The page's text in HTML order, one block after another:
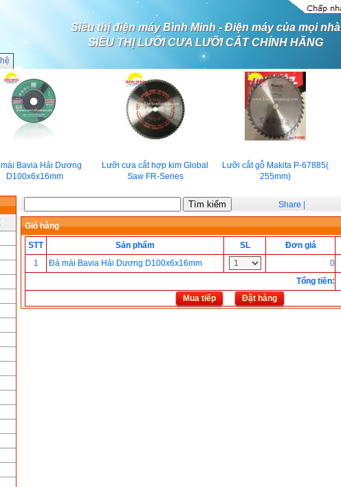
Siêu thị điện máy Bình Minh - Điện máy của mọi nhà
SIÊU THỊ LƯỠI CƯA LƯỠI CẮT CHÍNH HÃNG
Bavia Hải Dương
D100x6x16mm
Lưỡi cưa cắt hợp kim Global
Saw FR-Series
Lưỡi cắt gỗ Makita P-67885(
255mm)
Share
Giỏ hàng
STT
Sản phẩm SL Đơn giá
1
Đá mài Bavia Hải Dương D100x6x16mm 0
Tổng tiền:
Mua tiếp
Đặt hàng